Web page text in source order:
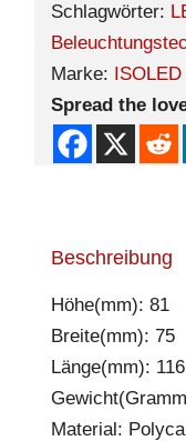
Schlagwörter:
Marke: ISOLED
Spread the
Beschreibung
Höhe(mm): 81
Breite(mm): 75
Länge(mm):
Material: